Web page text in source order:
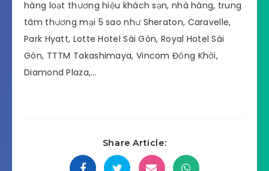
hàng loạt thương hiệu khách sạn, nhà hàng, trung
tâm thương mại 5 sao như Sheraton, Caravelle,
Park Hyatt, Lotte Hotel Sài Gòn, Royal Hotel Sài
Gòn, TTTM Takashimaya, Vincom Đồng Khởi,
Diamond Plaza,…
Share Article: